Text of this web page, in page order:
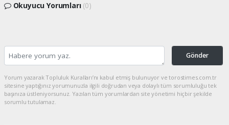
Okuyucu Yorumları (0)
Gönder
Yorum yazarak Topluluk Kuralları’nı kabul etmiş bulunuyor ve torostimes.com.tr
sitesine yaptığınız yorumunuzla ilgili doğrudan veya dolaylı tüm sorumluluğu tek
başınıza üstleniyorsunuz. Yazılan tüm yorumlardan site yönetimi hiçbir şekilde
sorumlu tutulamaz.